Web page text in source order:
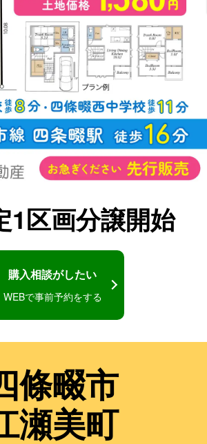
1区画分譲開始
購入相談がしたい
WEBで事前予約をする
條畷市
瀬美町